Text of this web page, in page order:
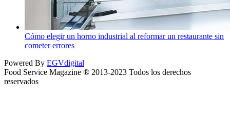
Cómo elegir un horno industrial al reformar un restaurante sin
cometer errores
Powered By EGVdigital
Food Service Magazine ® 2013-2023 Todos los derechos
reservados